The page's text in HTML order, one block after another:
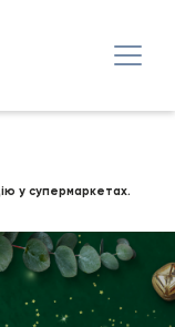
у супермаркетах.